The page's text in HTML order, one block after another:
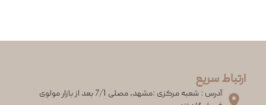
ارتباط سریع
آدرس : شعبه مرکزی :مشهد، مصلی 7/1 بعد از بازار مولوی